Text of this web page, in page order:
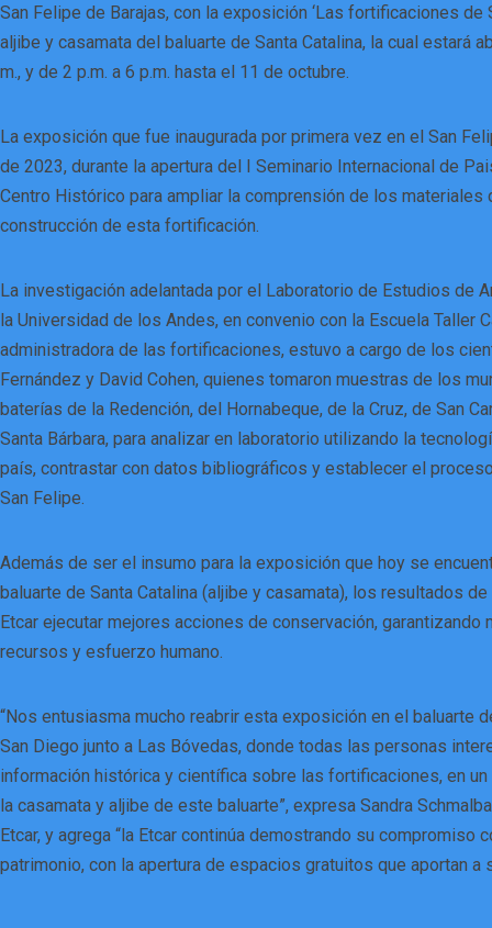
San Felipe de Barajas, con la exposición ‘Las fortificaciones de
aljibe y casamata del baluarte de Santa Catalina, la cual estará
m., y de 2 p.m. a 6 p.m. hasta el 11 de octubre.
La exposición que fue inaugurada por primera vez en el San
de 2023, durante la apertura del I Seminario Internacional de
Centro Histórico para ampliar la comprensión de los materiales
construcción de esta fortificación.
La investigación adelantada por el Laboratorio de Estudios de
la Universidad de los Andes, en convenio con la Escuela Taller
administradora de las fortificaciones, estuvo a cargo de los
Fernández y David Cohen, quienes tomaron muestras de los
baterías de la Redención, del Hornabeque, de la Cruz, de San
Santa Bárbara, para analizar en laboratorio utilizando la
país, contrastar con datos bibliográficos y establecer el
San Felipe.
Además de ser el insumo para la exposición que hoy se
baluarte de Santa Catalina (aljibe y casamata), los resultados
Etcar ejecutar mejores acciones de conservación, garantizando
recursos y esfuerzo humano.
“Nos entusiasma mucho reabrir esta exposición en el baluarte
San Diego junto a Las Bóvedas, donde todas las personas
información histórica y científica sobre las fortificaciones, en
la casamata y aljibe de este baluarte”, expresa Sandra
Etcar, y agrega “la Etcar continúa demostrando su compromiso
patrimonio, con la apertura de espacios gratuitos que aportan